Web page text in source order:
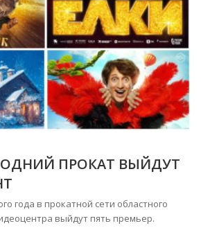
ПРОКАТ ВЫЙДУТ
года в прокатной сети областного
выйдут пять премьер.